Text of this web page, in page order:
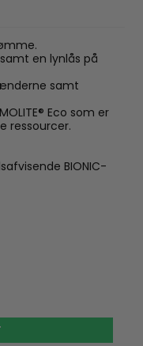
en lynlås på
samt
Eco som er
ressourcer.
BIONIC-